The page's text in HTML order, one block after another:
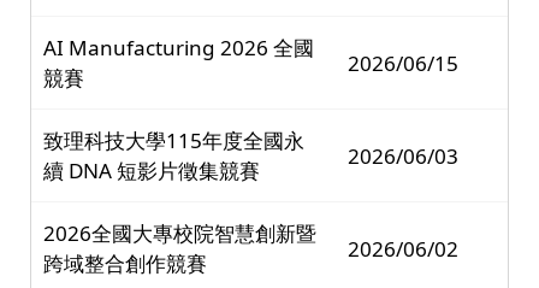
AI Manufacturing 2026 全國
競賽
2026/06/15
致理科技大學115年度全國永
續 DNA 短影片徵集競賽
2026/06/03
2026全國大專校院智慧創新暨
跨域整合創作競賽
2026/06/02